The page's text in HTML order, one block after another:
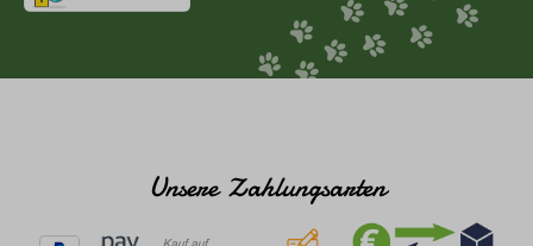
Unsere Zahlungsarten